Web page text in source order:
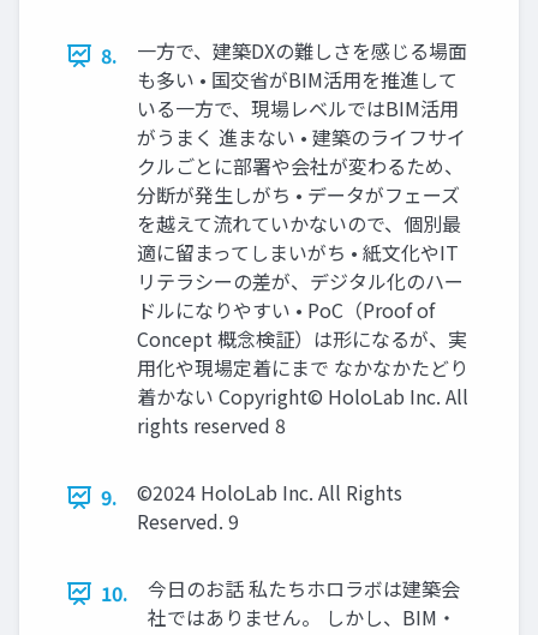
8.
一方で、建築DXの難しさを感じる場面
も多い • 国交省がBIM活用を推進して
いる一方で、現場レベルではBIM活用
がうまく 進まない • 建築のライフサイ
クルごとに部署や会社が変わるため、
分断が発生しがち • データがフェーズ
を越えて流れていかないので、個別最
適に留まってしまいがち • 紙文化やIT
リテラシーの差が、デジタル化のハー
ドルになりやすい • PoC（Proof of
Concept 概念検証）は形になるが、実
用化や現場定着にまで なかなかたどり
着かない Copyright© HoloLab Inc. All
rights reserved 8
9.
©2024 HoloLab Inc. All Rights
Reserved. 9
10.
今日のお話 私たちホロラボは建築会
社ではありません。 しかし、BIM・